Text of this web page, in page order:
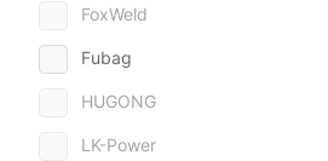
FoxWeld
Fubag
HUGONG
LK-Power